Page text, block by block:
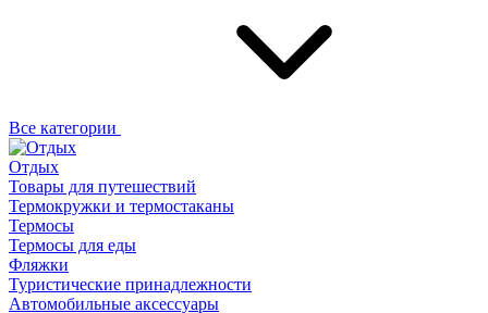
Все категории
Отдых
Товары для путешествий
Термокружки и термостаканы
Термосы
Термосы для еды
Фляжки
Туристические принадлежности
Автомобильные аксессуары